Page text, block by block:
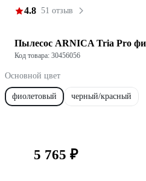
4.8 51 отзыв
Пылесос ARNICA Tria Pro
Код товара: 30456056
Основной цвет
фиолетовый черный/красный
5 765 ₽